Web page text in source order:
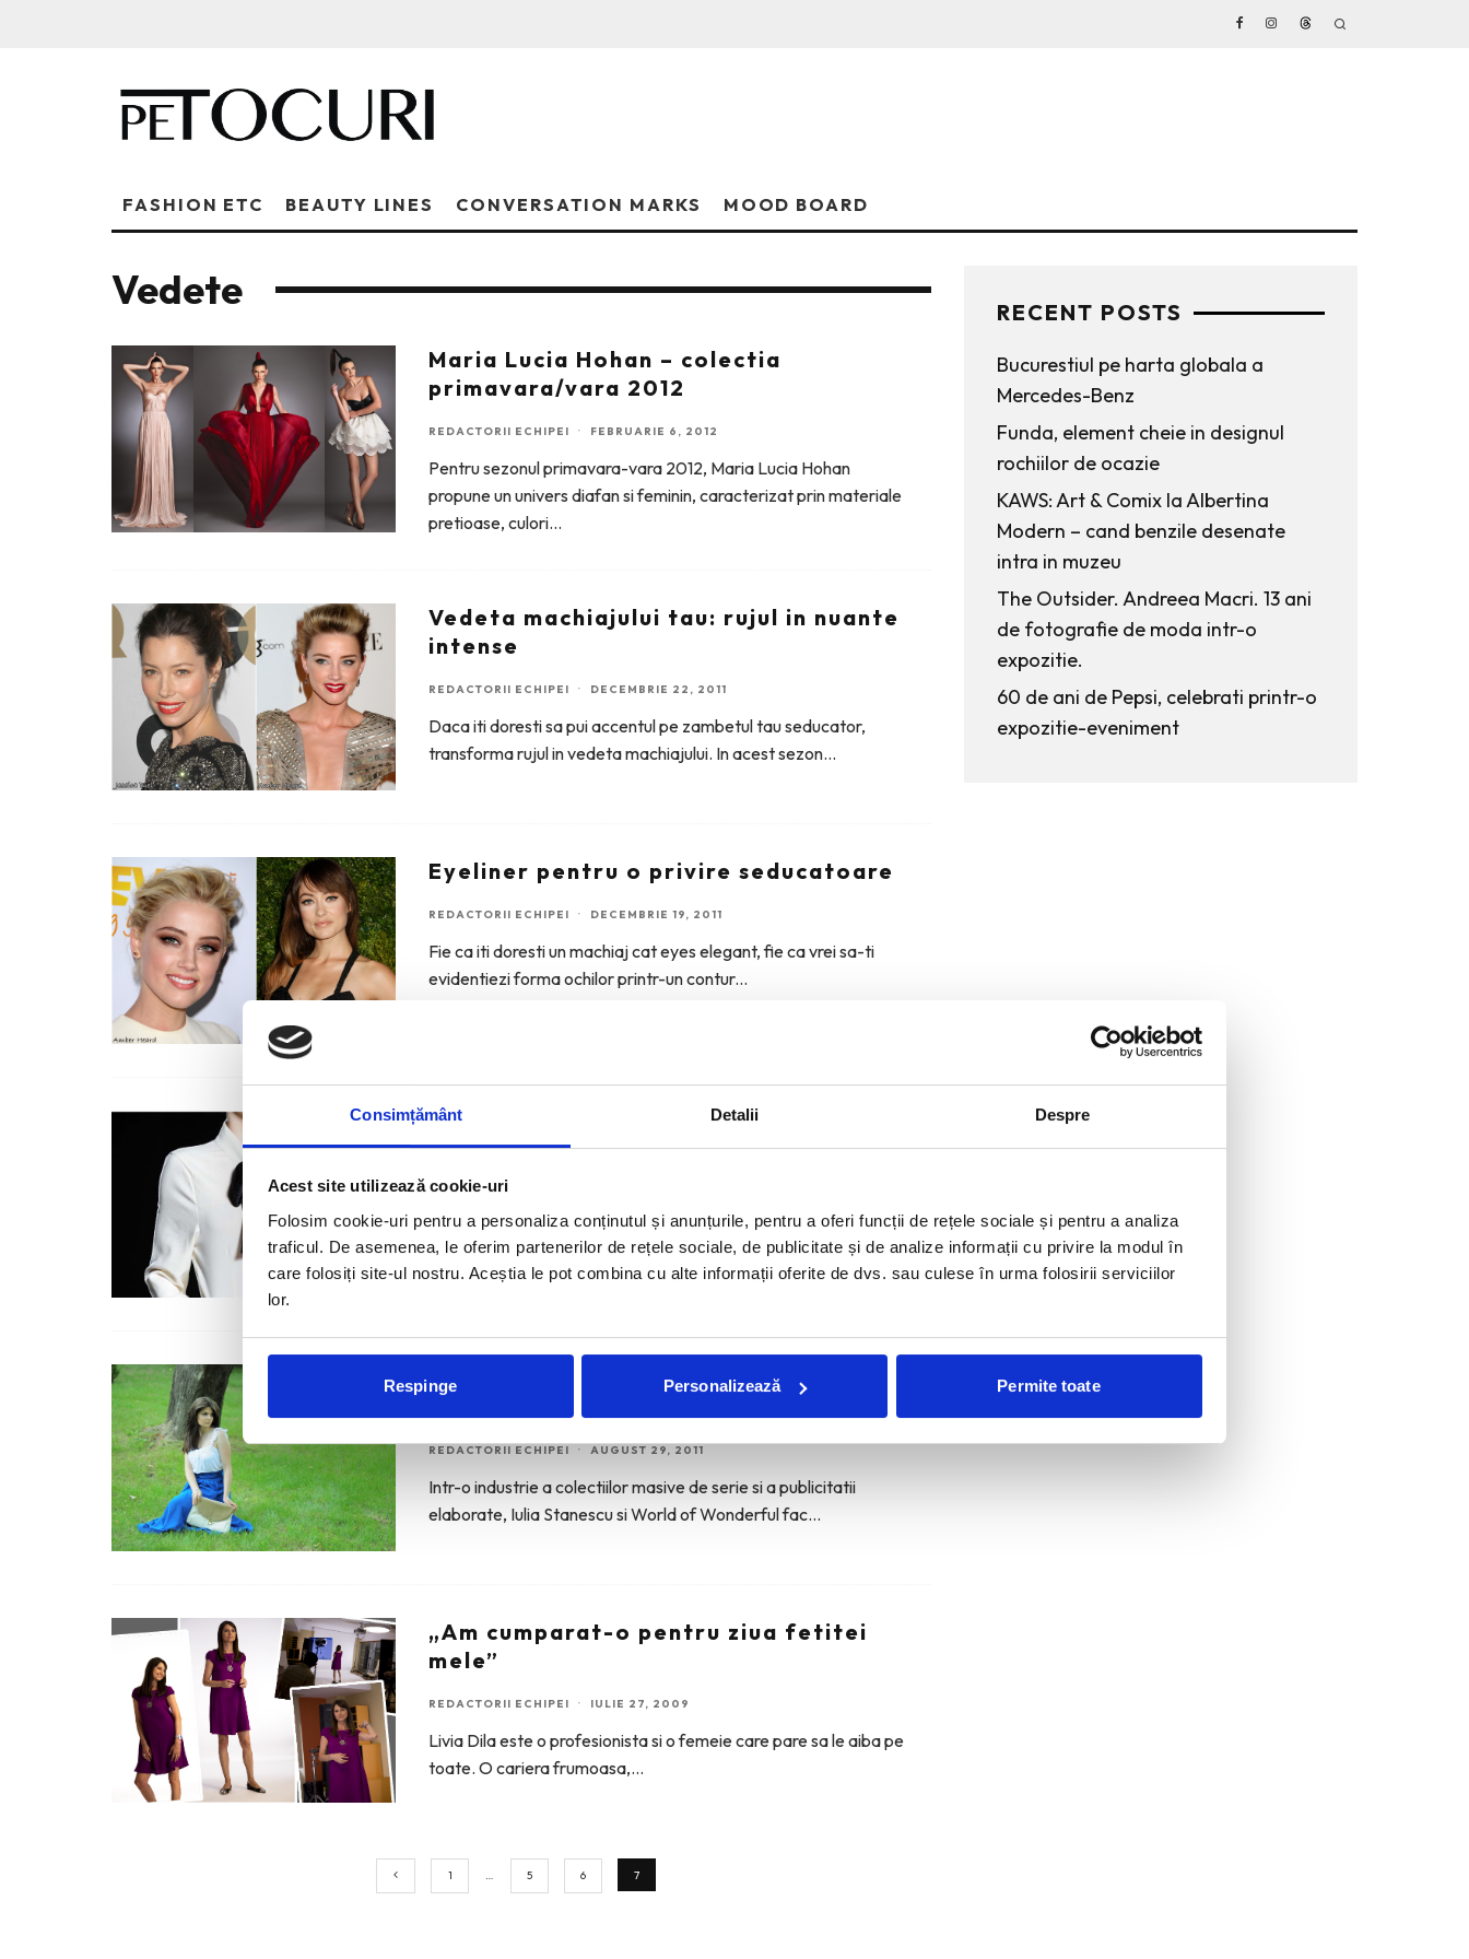
Consimțământ Detalii Despre
Acest site utilizează cookie-uri
Folosim cookie-uri pentru a personaliza conținutul și anunțurile, pentru a oferi funcții de rețele sociale și pentru a analiza
traficul. De asemenea, le oferim partenerilor de rețele sociale, de publicitate și de analize informații cu privire la modul în
care folosiți site-ul nostru. Aceștia le pot combina cu alte informații oferite de dvs. sau culese în urma folosirii serviciilor
lor.
Respinge Personalizează Permite toate
FASHION ETC BEAUTY LINES CONVERSATION MARKS MOOD BOARD
Vedete
Maria Lucia Hohan – colectia
primavara/vara 2012
REDACTORII ECHIPEI · FEBRUARIE 6, 2012
Pentru sezonul primavara-vara 2012, Maria Lucia Hohan
propune un univers diafan si feminin, caracterizat prin materiale
pretioase, culori...
Vedeta machiajului tau: rujul in nuante
intense
REDACTORII ECHIPEI · DECEMBRIE 22, 2011
Daca iti doresti sa pui accentul pe zambetul tau seducator,
transforma rujul in vedeta machiajului. In acest sezon...
Eyeliner pentru o privire seducatoare
REDACTORII ECHIPEI · DECEMBRIE 19, 2011
Fie ca iti doresti un machiaj cat eyes elegant, fie ca vrei sa-ti
evidentiezi forma ochilor printr-un contur...
NOIR by Corina Vladescu POP-UP Store
fashion designer cu preturi accesibile la marile...
Fashion interview: Iulia Stanescu,
REDACTORII ECHIPEI · AUGUST 29, 2011
Intr-o industrie a colectiilor masive de serie si a publicitatii
elaborate, Iulia Stanescu si World of Wonderful fac...
„Am cumparat-o pentru ziua fetitei
mele”
REDACTORII ECHIPEI · IULIE 27, 2009
Livia Dila este o profesionista si o femeie care pare sa le aiba pe
toate. O cariera frumoasa,...
1 … 5 6 7
RECENT POSTS
Bucurestiul pe harta globala a
Mercedes-Benz
Funda, element cheie in designul
rochiilor de ocazie
KAWS: Art & Comix la Albertina
Modern – cand benzile desenate
intra in muzeu
The Outsider. Andreea Macri. 13 ani
de fotografie de moda intr-o
expozitie.
60 de ani de Pepsi, celebrati printr-o
expozitie-eveniment